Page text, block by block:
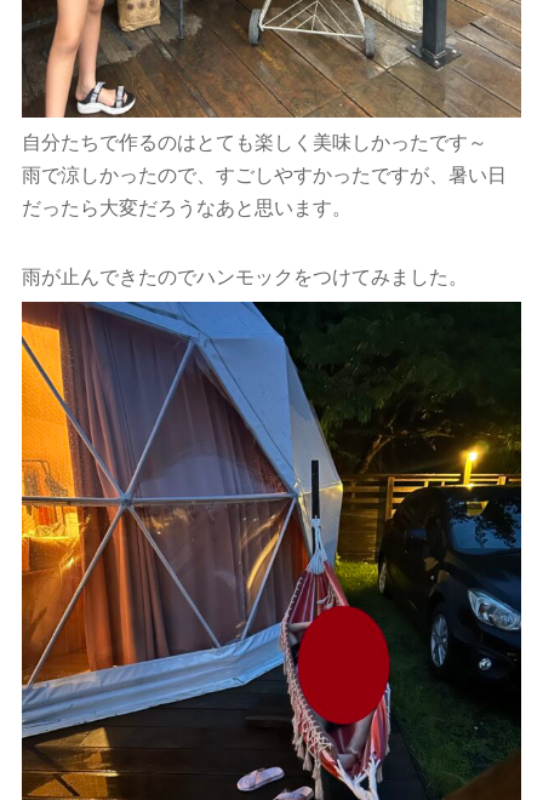
自分たちで作るのはとても楽しく美味しかったです～
雨で涼しかったので、すごしやすかったですが、暑い日
だったら大変だろうなあと思います。
雨が止んできたのでハンモックをつけてみました。